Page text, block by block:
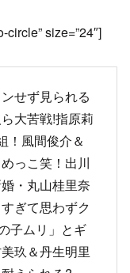
circle” size=”24″]
せず見られる
大苦戦!指原莉
！風間俊介＆
っこ笑！出川
・丸山桂里奈
ぎて思わずク
子ムリ」とギ
玖＆丹生明里